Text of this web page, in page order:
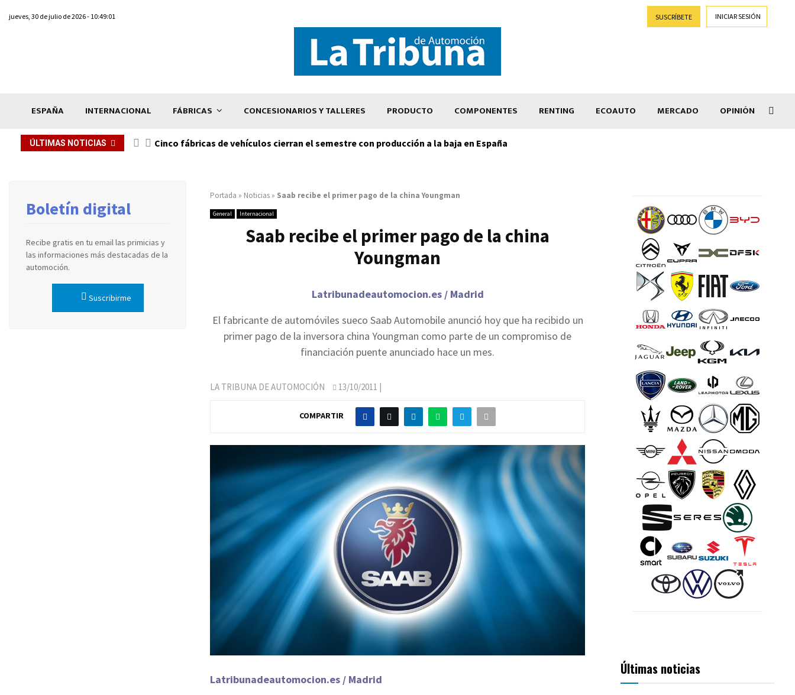
jueves, 30 de julio de 2026 - 10:49:01 SUSCRÍBETE INICIAR SESIÓN
ESPAÑA INTERNACIONAL FÁBRICAS CONCESIONARIOS Y TALLERES PRODUCTO COMPONENTES RENTING ECOAUTO MERCADO OPINIÓN
ÚLTIMAS NOTICIAS Cinco fábricas de vehículos cierran el semestre con producción a la baja en España
Portada » Noticias » Saab recibe el primer pago de la china Youngman
General Internacional
Saab recibe el primer pago de la china
Youngman
Latribunadeautomocion.es / Madrid
El fabricante de automóviles sueco Saab Automobile anunció hoy que ha recibido un
primer pago de la inversora china Youngman como parte de un compromiso de
financiación puente anunciado hace un mes.
LA TRIBUNA DE AUTOMOCIÓN 13/10/2011 |
COMPARTIR
Latribunadeautomocion.es / Madrid
Boletín digital
Recibe gratis en tu email las primicias y
las informaciones más destacadas de la
automoción.
Suscribirme
Últimas noticias